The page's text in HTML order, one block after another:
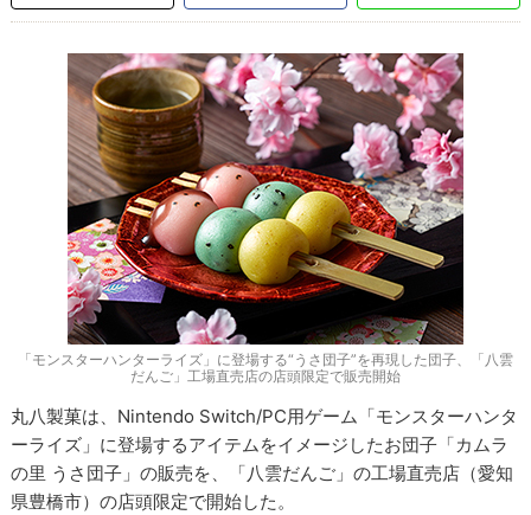
「モンスターハンターライズ」に登場する“うさ団子”を再現した団子、「八雲
だんご」工場直売店の店頭限定で販売開始
丸八製菓は、Nintendo Switch/PC用ゲーム「モンスターハンタ
ーライズ」に登場するアイテムをイメージしたお団子「カムラ
の里 うさ団子」の販売を、「八雲だんご」の工場直売店（愛知
県豊橋市）の店頭限定で開始した。